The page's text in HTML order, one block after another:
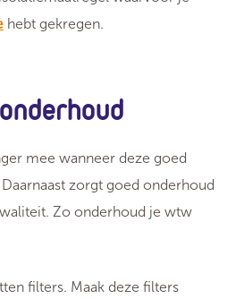
hebt gekregen.
mee wanneer deze goed
zorgt goed onderhoud
Zo onderhoud je wtw
filters. Maak deze filters